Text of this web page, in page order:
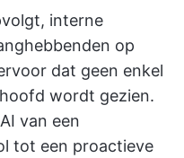
interne
op
dat geen enkel
wordt gezien.
van een
tot een proactieve